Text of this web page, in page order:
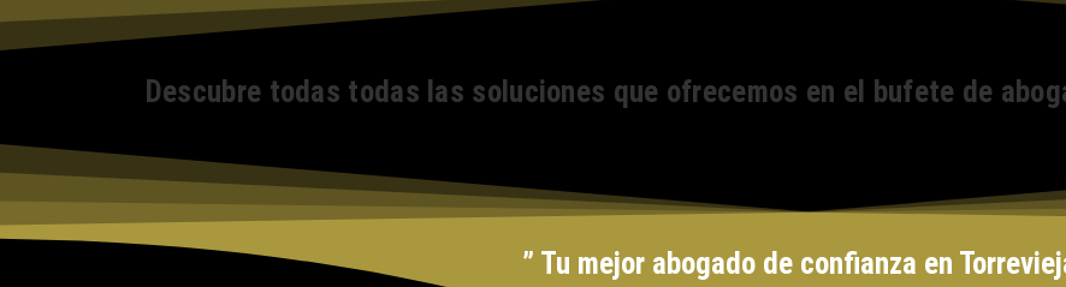
Descubre todas todas las soluciones que ofrecemos en el bufete de
” Tu mejor abogado de confianza en